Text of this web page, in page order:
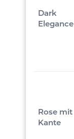
Dark
Elegance
Rose mit
Kante